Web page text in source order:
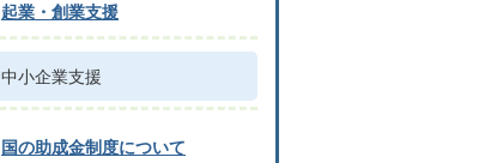
起業・創業支援
中小企業支援
国の助成金制度について